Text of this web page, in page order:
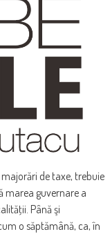
de taxe, trebuie
marea guvernare a
Până şi
o săptămână, ca, în